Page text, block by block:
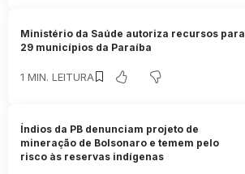
Ministério da Saúde autoriza recursos para
29 municípios da Paraíba
1 MIN. LEITURA
Índios da PB denunciam projeto de
mineração de Bolsonaro e temem pelo
risco às reservas indígenas